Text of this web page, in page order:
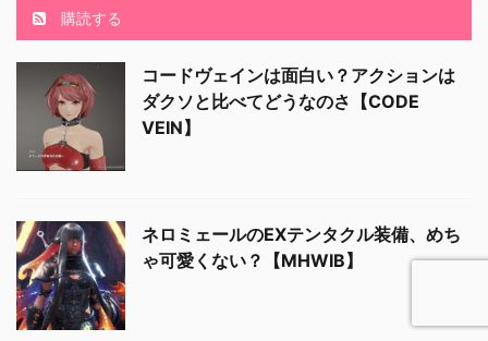
購読する
コードヴェインは面白い？アクションは
ダクソと比べてどうなのさ【CODE
VEIN】
ネロミェールのEXテンタクル装備、めち
ゃ可愛くない？【MHWIB】